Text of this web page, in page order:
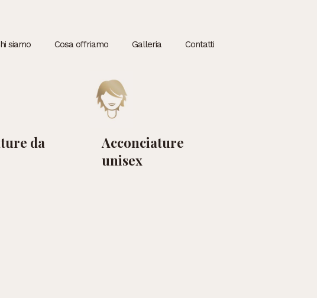
siamo Cosa offriamo Galleria Contatti
da
Acconciature
unisex